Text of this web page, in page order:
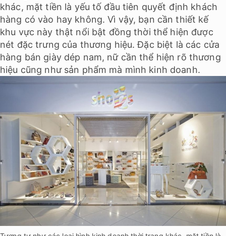
khác, mặt tiền là yếu tố đầu tiên quyết định khách
hàng có vào hay không. Vì vậy, bạn cần thiết kế
khu vực này thật nổi bật đồng thời thể hiện được
nét đặc trưng của thương hiệu. Đặc biệt là các cửa
hàng bán giày dép nam, nữ cần thể hiện rõ thương
hiệu cũng như sản phẩm mà mình kinh doanh.